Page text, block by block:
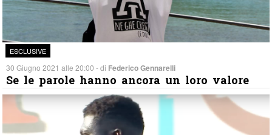
ESCLUSIVE
30 Giugno 2021 alle 20:00 - di Federico Gennarelli
Se le parole hanno ancora un loro valore